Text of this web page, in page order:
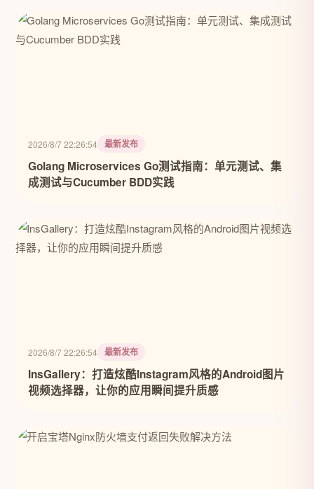
2026/8/7 22:26:54 最新发布
Golang Microservices Go测试指南：单元测试、集
成测试与Cucumber BDD实践
2026/8/7 22:26:54 最新发布
InsGallery：打造炫酷Instagram风格的Android图片
视频选择器，让你的应用瞬间提升质感